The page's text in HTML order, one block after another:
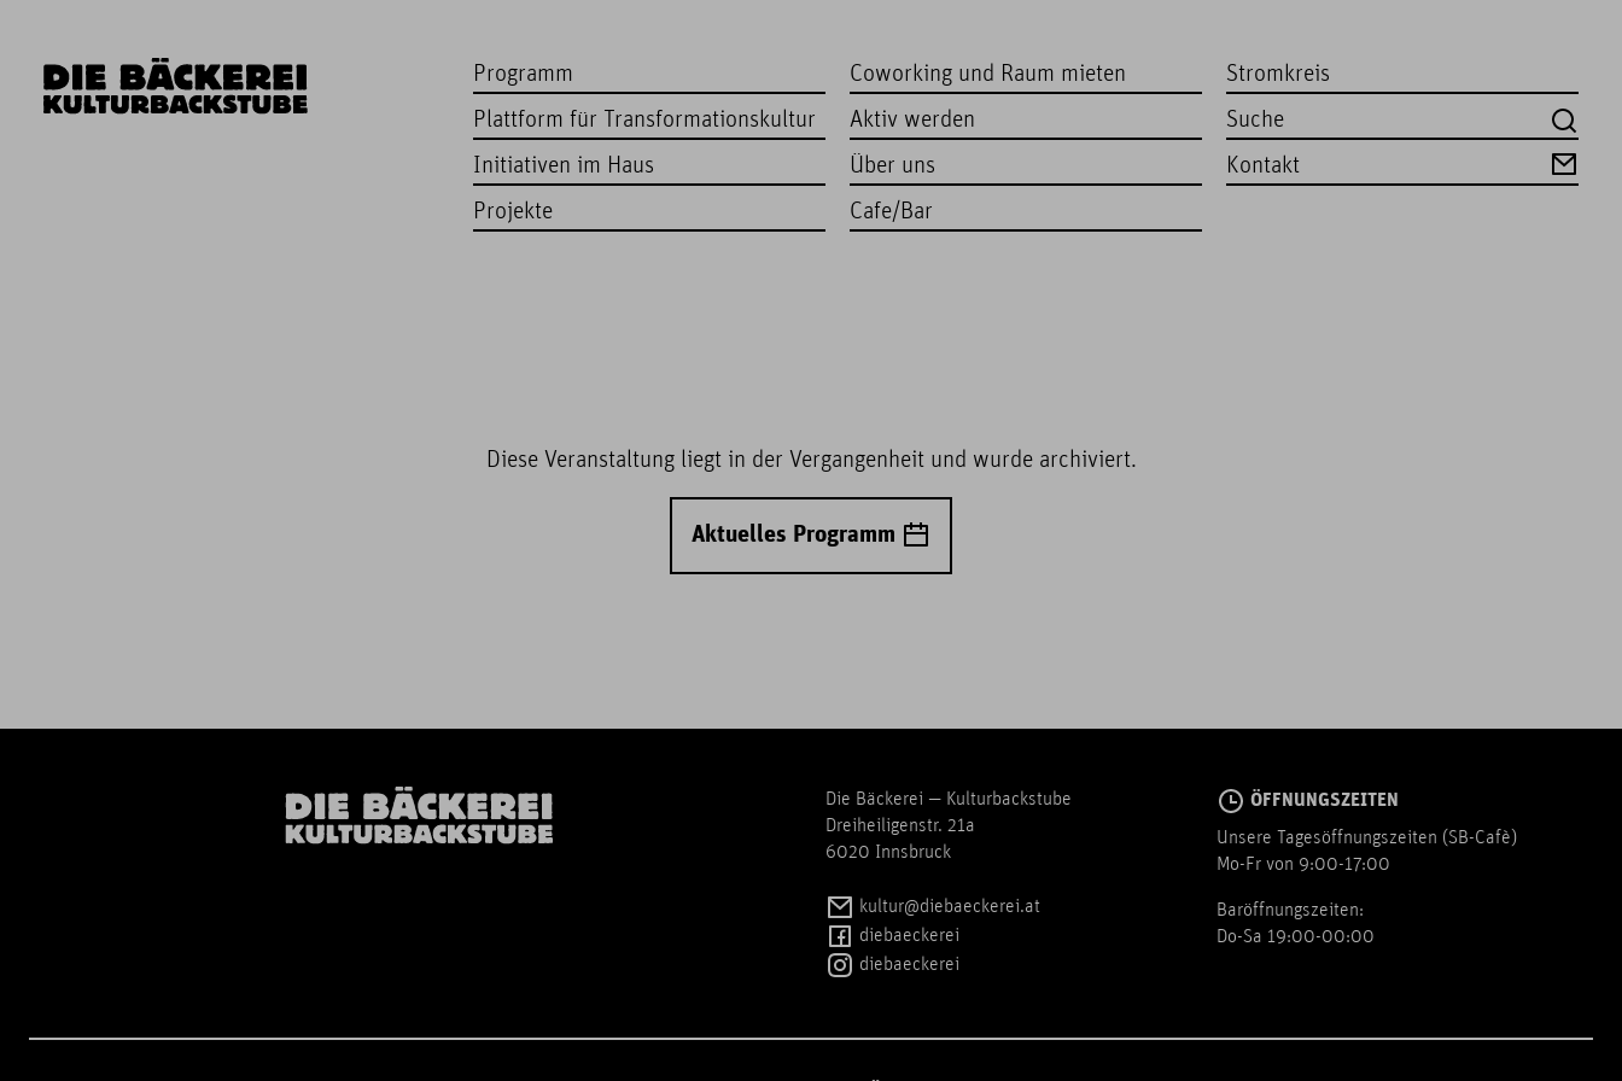
Programm
Plattform für Transformationskultur
Initiativen im Haus
Projekte
Coworking und Raum mieten
Aktiv werden
Über uns
Cafe/Bar
Stromkreis
Kontakt
Diese Veranstaltung liegt in der Vergangenheit und wurde archiviert.
Aktuelles Programm
Die Bäckerei — Kulturbackstube
Dreiheiligenstr. 21a
6020 Innsbruck
kultur@diebaeckerei.at
diebaeckerei
diebaeckerei
ÖFFNUNGSZEITEN
Unsere Tagesöffnungszeiten (SB-Cafè)
Mo-Fr von 9:00-17:00
Baröffnungszeiten:
Do-Sa 19:00-00:00